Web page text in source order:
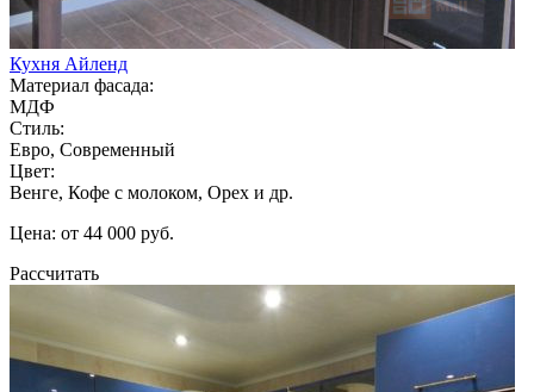
Кухня Айленд
Материал фасада:
МДФ
Стиль:
Евро, Современный
Цвет:
Венге, Кофе с молоком, Орех и др.
Цена: от 44 000 руб.
Рассчитать